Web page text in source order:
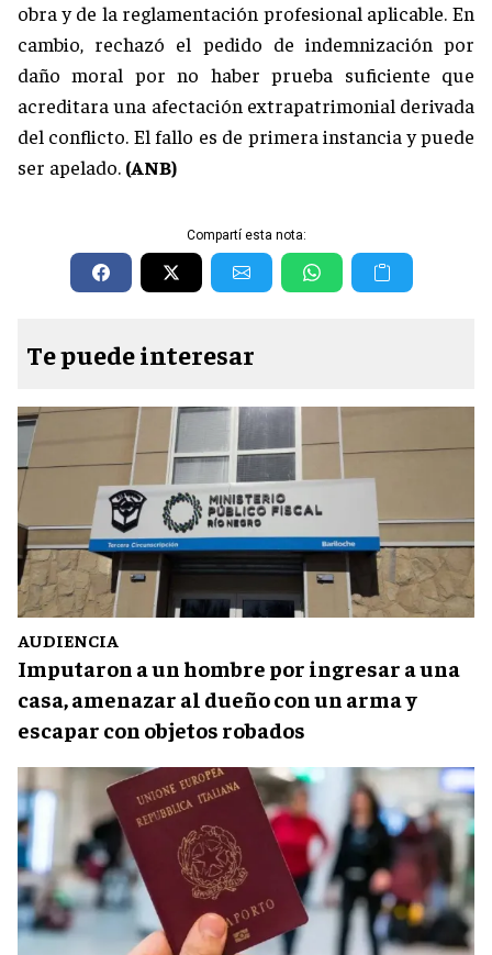
obra y de la reglamentación profesional aplicable. En
cambio, rechazó el pedido de indemnización por
daño moral por no haber prueba suficiente que
acreditara una afectación extrapatrimonial derivada
del conflicto. El fallo es de primera instancia y puede
ser apelado. (ANB)
Compartí esta nota:
Te puede interesar
AUDIENCIA
Imputaron a un hombre por ingresar a una
casa, amenazar al dueño con un arma y
escapar con objetos robados